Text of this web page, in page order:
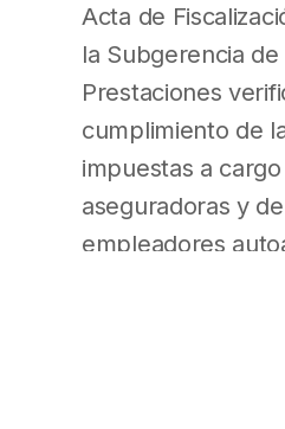
Acta de
la Subgerencia
Prestaciones
cumplimiento de
impuestas a
aseguradoras y
empleadores